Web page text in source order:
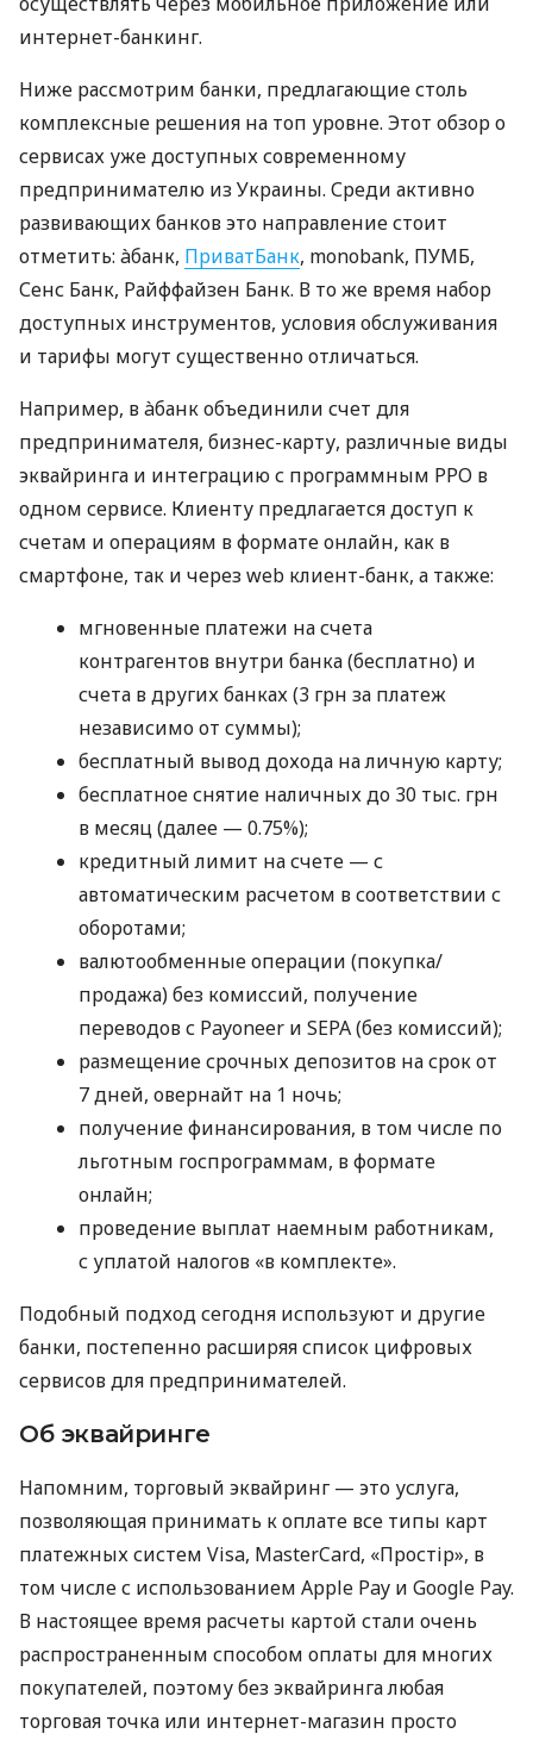
интернет-банкинг.
Ниже рассмотрим банки, предлагающие столь
комплексные решения на топ уровне. Этот обзор о
сервисах уже доступных современному
предпринимателю из Украины. Среди активно
развивающих банков это направление стоит
отметить: àбанк, ПриватБанк, monobank, ПУМБ,
Сенс Банк, Райффайзен Банк. В то же время набор
доступных инструментов, условия обслуживания
и тарифы могут существенно отличаться.
Например, в àбанк объединили счет для
предпринимателя, бизнес-карту, различные виды
эквайринга и интеграцию с программным РРО в
одном сервисе. Клиенту предлагается доступ к
счетам и операциям в формате онлайн, как в
смартфоне, так и через web клиент-банк, а также:
мгновенные платежи на счета
контрагентов внутри банка (бесплатно) и
счета в других банках (3 грн за платеж
независимо от суммы);
бесплатный вывод дохода на личную карту;
бесплатное снятие наличных до 30 тыс. грн
в месяц (далее — 0.75%);
кредитный лимит на счете — с
автоматическим расчетом в соответствии с
оборотами;
валютообменные операции (покупка/
продажа) без комиссий, получение
переводов с Payoneer и SEPA (без комиссий);
размещение срочных депозитов на срок от
7 дней, овернайт на 1 ночь;
получение финансирования, в том числе по
льготным госпрограммам, в формате
онлайн;
проведение выплат наемным работникам,
с уплатой налогов «в комплекте».
Подобный подход сегодня используют и другие
банки, постепенно расширяя список цифровых
сервисов для предпринимателей.
Об эквайринге
Напомним, торговый эквайринг — это услуга,
позволяющая принимать к оплате все типы карт
платежных систем Visa, MasterCard, «Простір», в
том числе с использованием Apple Pay и Google Pay.
В настоящее время расчеты картой стали очень
распространенным способом оплаты для многих
покупателей, поэтому без эквайринга любая
торговая точка или интернет-магазин просто